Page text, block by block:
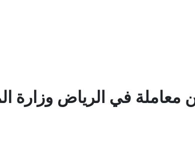
معاملة في الرياض وزارة